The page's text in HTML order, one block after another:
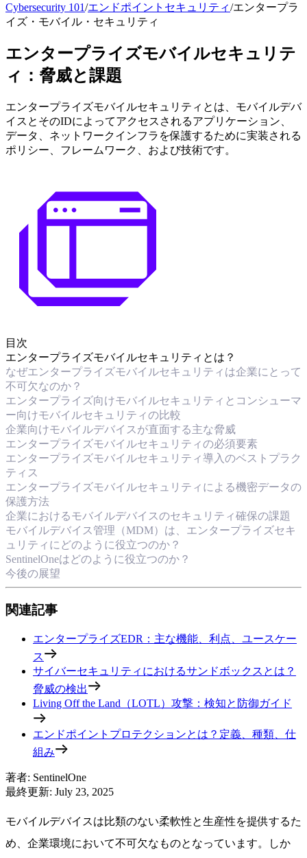
Cybersecurity 101/エンドポイントセキュリティ/エンタープラ
イズ・モバイル・セキュリティ
エンタープライズモバイルセキュリテ
ィ：脅威と課題
エンタープライズモバイルセキュリティとは、モバイルデバ
イスとそのIDによってアクセスされるアプリケーション、
データ、ネットワークインフラを保護するために実装される
ポリシー、フレームワーク、および技術です。
目次
エンタープライズモバイルセキュリティとは？
なぜエンタープライズモバイルセキュリティは企業にとって
不可欠なのか？
エンタープライズ向けモバイルセキュリティとコンシューマ
ー向けモバイルセキュリティの比較
企業向けモバイルデバイスが直面する主な脅威
エンタープライズモバイルセキュリティの必須要素
エンタープライズモバイルセキュリティ導入のベストプラク
ティス
エンタープライズモバイルセキュリティによる機密データの
保護方法
企業におけるモバイルデバイスのセキュリティ確保の課題
モバイルデバイス管理（MDM）は、エンタープライズセキ
ュリティにどのように役立つのか？
SentinelOneはどのように役立つのか？
今後の展望
関連記事
エンタープライズEDR：主な機能、利点、ユースケー
ス
サイバーセキュリティにおけるサンドボックスとは？
脅威の検出
Living Off the Land（LOTL）攻撃：検知と防御ガイド
エンドポイントプロテクションとは？定義、種類、仕
組み
著者: SentinelOne
最終更新: July 23, 2025
モバイルデバイスは比類のない柔軟性と生産性を提供するた
め、企業環境において不可欠なものとなっています。しか